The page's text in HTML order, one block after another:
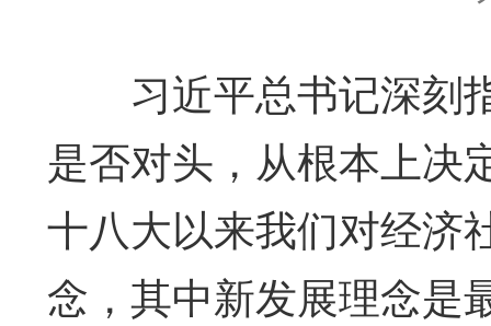
习近平总书记深刻指
是否对头，从根本上决
十八大以来我们对经济
念，其中新发展理念是